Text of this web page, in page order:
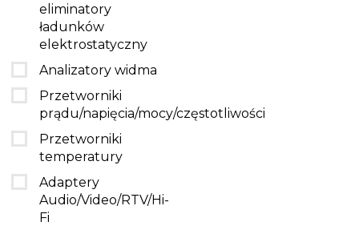
eliminatory
ładunków
elektrostatyczny
Analizatory widma
Przetworniki
prądu/napięcia/mocy/częstotliwości
Przetworniki
temperatury
Adaptery
Audio/Video/RTV/Hi-
Fi